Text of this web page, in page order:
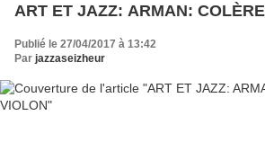
ART ET JAZZ: ARMAN:
Publié le 27/04/2017 à 13:42
Par jazzaseizheur